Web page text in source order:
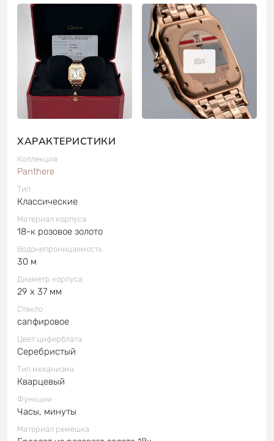
5
ХАРАКТЕРИСТИКИ
Коллекция
Panthere
Тип
Классические
Материал корпуса
18-к розовое золото
Водонепроницаемость
30 м
Диаметр корпуса
29 x 37 мм
Стекло
сапфировое
Цвет циферблата
Серебристый
Тип механизма
Кварцевый
Функции
Часы, минуты
Материал ремешка